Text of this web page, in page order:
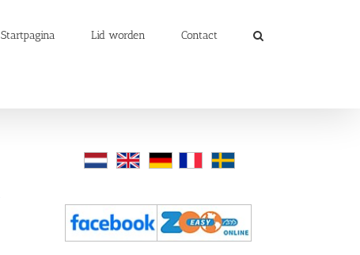
Startpagina Lid worden Contact